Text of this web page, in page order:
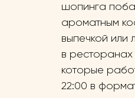
шопинга
ароматным
выпечкой
в
которые
22:00 в